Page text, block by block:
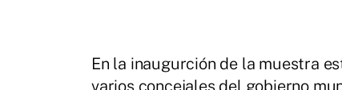
En la inaugurción de la muestra
varios concejales del gobierno